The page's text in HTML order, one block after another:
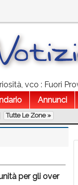
vco : Fuori
Annunci
Tutte Le Zone »
per gli over